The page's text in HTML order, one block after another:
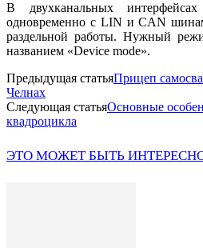
В двухканальных
одновременно с LIN и CAN
раздельной работы. Нужный
названием «Device mode».
Предыдущая статьяПрицеп
Челнах
Следующая статьяОсновные
квадроцикла
ЭТО МОЖЕТ БЫТЬ